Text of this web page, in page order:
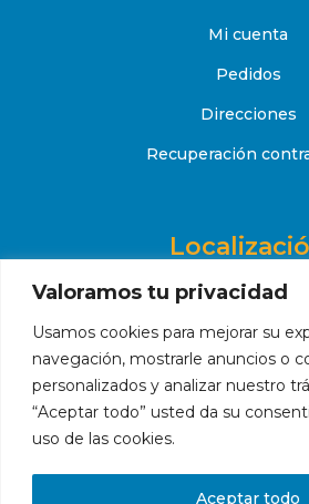
Valoramos tu privacidad
Usamos cookies para mejorar su
navegación, mostrarle anuncios o
personalizados y analizar nuestro
“Aceptar todo” usted da su
uso de las cookies.
Aceptar todo
Mi cuenta
Pedidos
Direcciones
Recuperación
Avenida del Barrerillo nº9 Local
(Sevilla)
 +34 651 52 88 08
 contacto@makropiscinas.com